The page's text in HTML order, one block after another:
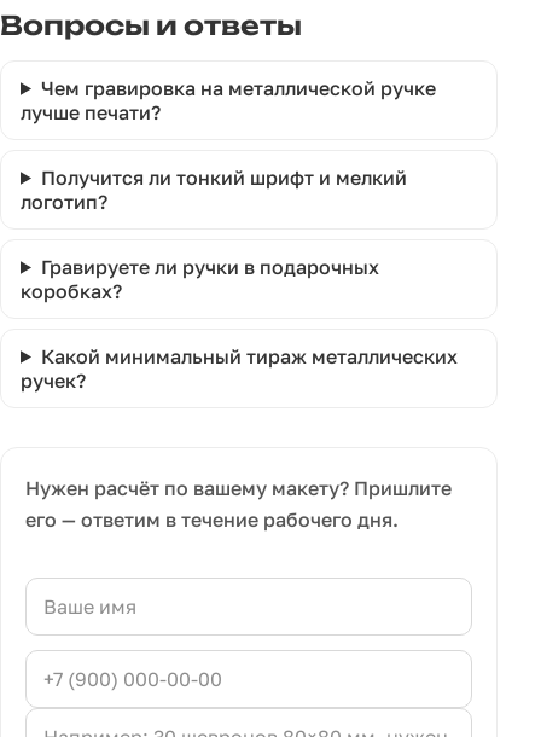
Вопросы и ответы
Чем гравировка на металлической ручке
лучше печати?
Получится ли тонкий шрифт и мелкий
логотип?
Гравируете ли ручки в подарочных
коробках?
Какой минимальный тираж металлических
ручек?
Нужен расчёт по вашему макету? Пришлите
его — ответим в течение рабочего дня.